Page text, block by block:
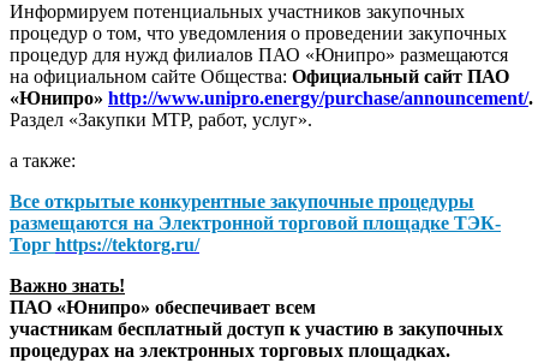
Информируем потенциальных участников закупочных
процедур о том, что уведомления о проведении закупочных
процедур для нужд филиалов ПАО «Юнипро» размещаются
на официальном сайте Общества: Официальный сайт ПАО
«Юнипро» http://www.unipro.energy/purchase/announcement/.
Раздел «Закупки МТР, работ, услуг».
а также:
Все открытые конкурентные закупочные процедуры
размещаются на Электронной торговой площадке ТЭК-
Торг https://tektorg.ru/
Важно знать!
ПАО «Юнипро» обеспечивает всем
участникам бесплатный доступ к участию в закупочных
процедурах на электронных торговых площадках.